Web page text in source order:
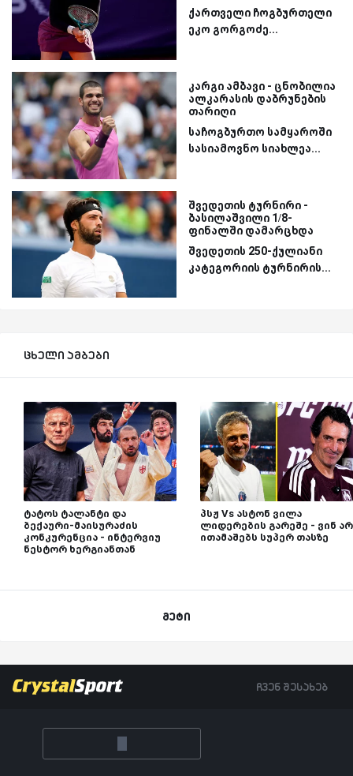
ქართველი ჩოგბურთელი
ეკო გორგოძე...
კარგი ამბავი - ცნობილია
ალკარასის დაბრუნების
თარიღი
საჩოგბურთო სამყაროში
სასიამოვნო სიახლეა...
შვედეთის ტურნირი -
ბასილაშვილი 1/8-
ფინალში დამარცხდა
შვედეთის 250-ქულიანი
კატეგორიის ტურნირის...
ცხელი ამბები
ტატოს ტალანტი და
ბექაური-მაისურაძის
კონკურენცია - ინტერვიუ
ნესტორ ხერგიანთან
პსჟ Vs ასტონ ვილა
ლიდერების გარეშე - ვინ არ
ითამაშებს სუპერ თასზე
მეტი
ჩვენ შესახებ